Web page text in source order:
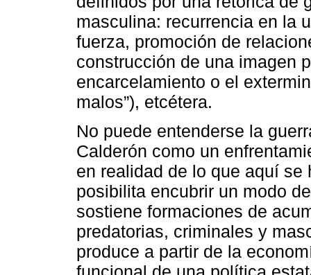
masculina: recurrencia en la
fuerza, promoción de
construcción de una imagen
encarcelamiento o el
malos”), etcétera.
No puede entenderse la
Calderón como un
en realidad de lo que aquí
posibilita encubrir un modo
sostiene formaciones de
predatorias, criminales y
produce a partir de la